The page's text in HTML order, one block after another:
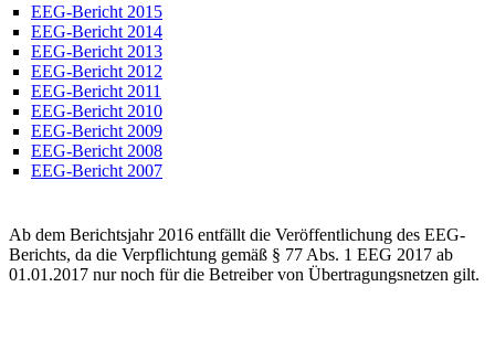
EEG-Bericht 2015
EEG-Bericht 2014
EEG-Bericht 2013
EEG-Bericht 2012
EEG-Bericht 2011
EEG-Bericht 2010
EEG-Bericht 2009
EEG-Bericht 2008
EEG-Bericht 2007
Ab dem Berichtsjahr 2016 entfällt die Veröffentlichung des EEG-
Berichts, da die Verpflichtung gemäß § 77 Abs. 1 EEG 2017 ab
01.01.2017 nur noch für die Betreiber von Übertragungsnetzen gilt.